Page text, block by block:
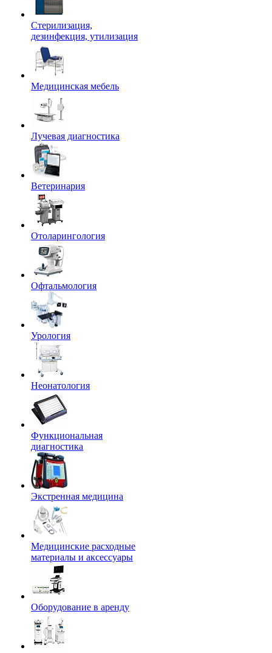
Стерилизация,
дезинфекция, утилизация
Медицинская мебель
Лучевая диагностика
Ветеринария
Отоларингология
Офтальмология
Урология
Неонатология
Функциональная
диагностика
Экстренная медицина
Медицинские расходные
материалы и аксессуары
Оборудование в аренду